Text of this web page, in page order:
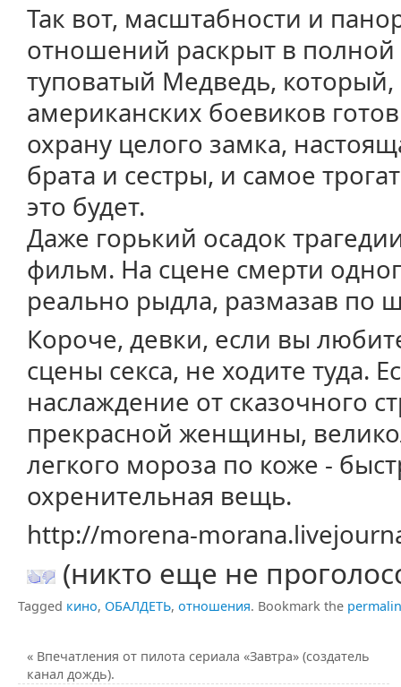
Так вот, масштабности и
отношений раскрыт в
туповатый Медведь,
американских боевиков
охрану целого замка,
брата и сестры, и самое
это будет.
Даже горький осадок
фильм. На сцене смерти
реально рыдла, размазав по
Короче, девки, если вы
сцены секса, не ходите туда.
наслаждение от сказочного
прекрасной женщины,
легкого мороза по коже -
охренительная вещь.
http://morena-
(никто еще не
Tagged кино, ОБАЛДЕТЬ, отношения. Bookmark the
« Впечатления от пилота сериала «Завтра» (создатель
канал дождь).